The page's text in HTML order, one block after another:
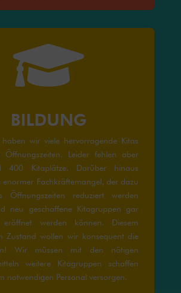

BILDUNG
wir viele hervorragende Kitas
Öffnungszeiten. Leider fehlen aber
400 Kitaplätze. Darüber hinaus
enormer Fachkräftemangel, der dazu
Öffnungszeiten reduziert werden
neu geschaffene Kitagruppen gar
werden können. Diesem
Zustand wollen wir konsequent die
Wir müssen mit den nötigen
weitere Kitagruppen schaffen
notwendigen Personal versorgen.